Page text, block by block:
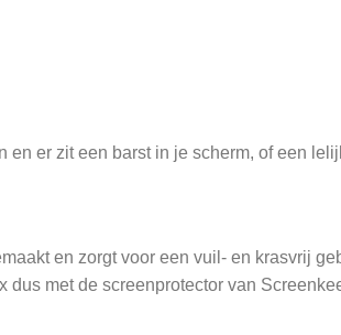
er zit een barst in je scherm, of een
en zorgt voor een vuil- en krasvrij
met de screenprotector van